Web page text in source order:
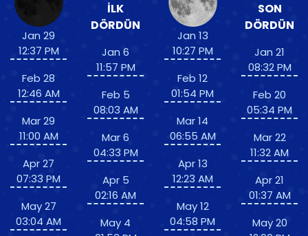
Jan 29
12:37 PM
Feb 28
12:46 AM
Mar 29
11:00 AM
Apr 27
07:33 PM
May 27
03:04 AM
İLK
DÖRDÜN
Jan 6
11:57 PM
Feb 5
08:03 AM
Mar 6
04:33 PM
Apr 5
02:16 AM
May 4
Jan 13
10:27 PM
Feb 12
01:54 PM
Mar 14
06:55 AM
Apr 13
12:23 AM
May 12
04:58 PM
SON
DÖRDÜN
Jan 21
08:32 PM
Feb 20
05:34 PM
Mar 22
11:32 AM
Apr 21
01:37 AM
May 20